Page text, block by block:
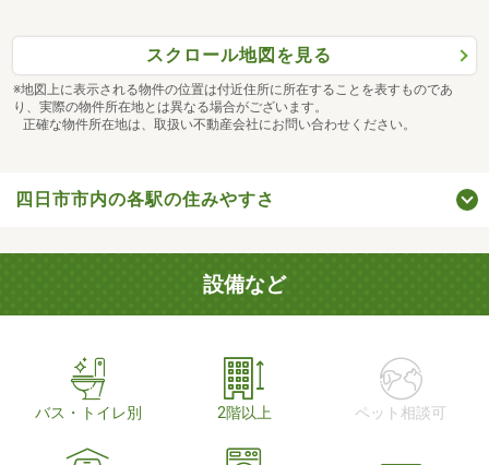
スクロール地図を見る
※地図上に表示される物件の位置は付近住所に所在することを表すものであ
り、実際の物件所在地とは異なる場合がございます。
正確な物件所在地は、取扱い不動産会社にお問い合わせください。
四日市市内の各駅の住みやすさ
設備など
バス・トイレ別 2階以上 ペット相談可